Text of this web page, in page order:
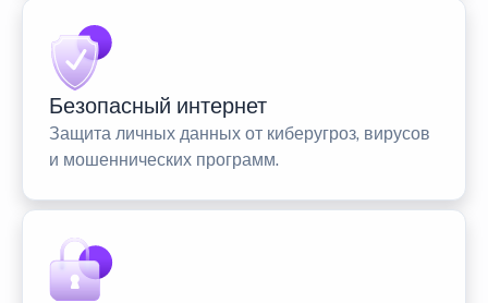
Безопасный интернет
Защита личных данных от киберугроз, вирусов
и мошеннических программ.